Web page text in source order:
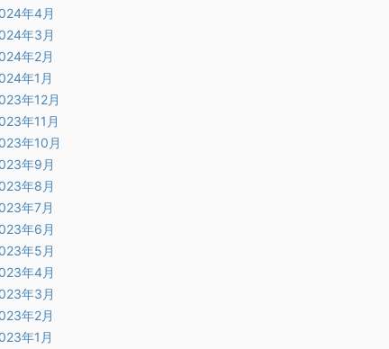
年4月
年3月
年2月
年1月
年12月
年11月
年10月
年9月
年8月
年7月
年6月
年5月
年4月
年3月
年2月
年1月